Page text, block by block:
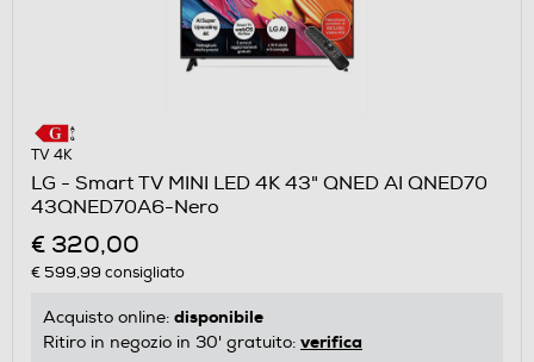
TV 4K
LG - Smart TV MINI LED 4K 43" QNED AI QNED70
43QNED70A6-Nero
€ 320,00
€ 599,99 consigliato
Acquisto online: disponibile
Ritiro in negozio in 30' gratuito: verifica